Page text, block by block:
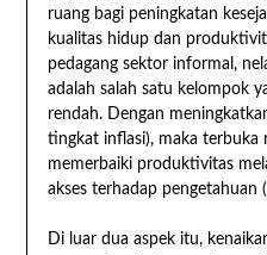
ruang bagi peningkatan
kualitas hidup dan
pedagang sektor informal,
adalah salah satu kelompok
rendah. Dengan
tingkat inflasi), maka terbuka
memerbaiki produktivitas
akses terhadap pengetahuan
Di luar dua aspek itu,